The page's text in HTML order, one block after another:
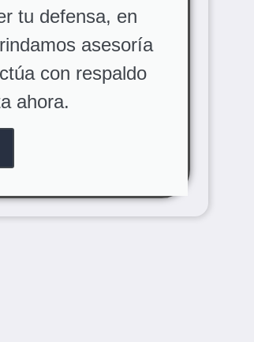
tu defensa, en
asesoría
con respaldo
ahora.